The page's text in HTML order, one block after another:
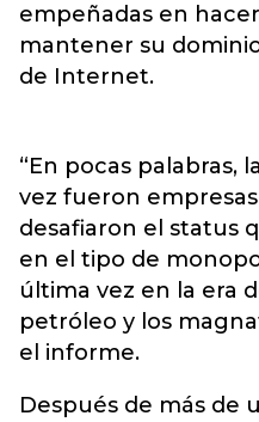
empeñadas en
mantener su
de Internet.
“En pocas palabras,
vez fueron
desafiaron el status
en el tipo de
última vez en la era
petróleo y los
el informe.
Después de más de